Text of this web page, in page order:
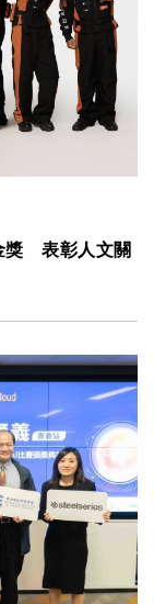
獎 表彰人文關